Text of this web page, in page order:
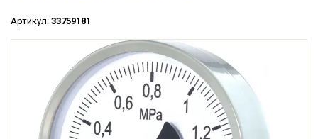
Артикул: 33759181